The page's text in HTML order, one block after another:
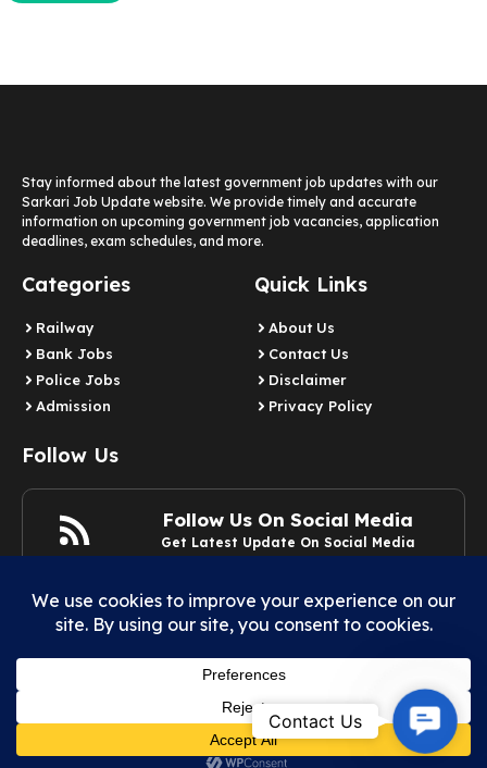
Stay informed about the latest government job updates with our
Sarkari Job Update website. We provide timely and accurate
information on upcoming government job vacancies, application
deadlines, exam schedules, and more.
Categories
Railway
Bank Jobs
Police Jobs
Admission
Quick Links
About Us
Contact Us
Disclaimer
Privacy Policy
Follow Us
Follow Us On Social Media
Get Latest Update On Social Media
© 2025 Example.com | All rights reserved.
Contact
Us
Contact Us